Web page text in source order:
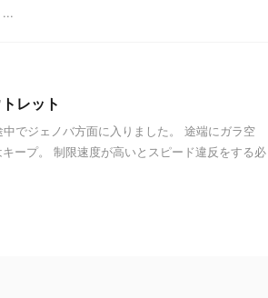
レット
でジェノバ方面に入りました。 途端にガラ空
ープ。 制限速度が高いとスピード違反をする必